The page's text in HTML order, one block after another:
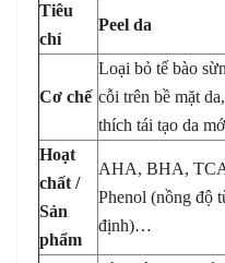
Tiêu
chí
Peel da
Cơ chế
Loại bỏ tế bào
cỗi trên bề mặt
thích tái tạo da
Hoạt
chất /
Sản
phẩm
AHA, BHA,
Phenol (nồng độ
định)…